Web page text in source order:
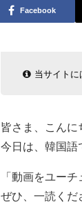
Facebook
当サイトに
皆さま、こんに
今日は、韓国語
「動画をユー
ぜひ、一読くだ